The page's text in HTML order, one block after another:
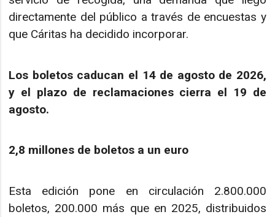
directamente del público a través de encuestas y
que Cáritas ha decidido incorporar.
Los boletos caducan el 14 de agosto de 2026,
y el plazo de reclamaciones cierra el 19 de
agosto.
2,8 millones de boletos a un euro
Esta edición pone en circulación 2.800.000
boletos, 200.000 más que en 2025, distribuidos